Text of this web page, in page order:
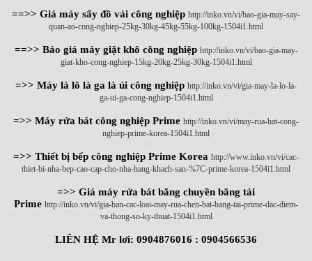
==>> Giá máy sấy đồ vải công nghiệp http://inko.vn/vi/bao-gia-may-say-
quan-ao-cong-nghiep-25kg-30kg-45kg-55kg-100kg-1504i1.html
==>> Báo giá máy giặt khô công nghiệp http://inko.vn/vi/bao-gia-may-
giat-kho-cong-nghiep-15kg-20kg-25kg-30kg-1504i1.html
=>> Máy là lô là ga là ủi công nghiệp http://inko.vn/vi/gia-may-la-lo-la-
ga-ui-ga-cong-nghiep-1504i1.html
=>> Máy rửa bát công nghiệp Prime http://inko.vn/vi/may-rua-bat-cong-
nghiep-prime-korea-1504i1.html
=>> Thiết bị bếp công nghiệp Prime Korea http://www.inko.vn/vi/cac-
thiet-bi-nha-bep-cao-cap-cho-nha-hang-khach-san-%7C-prime-korea-1504i1.html
=>> Giá máy rửa bát băng chuyền băng tải
Prime http://inko.vn/vi/gia-ban-cac-loai-may-rua-chen-bat-bang-tai-prime-dac-diem-
va-thong-so-ky-thuat-1504i1.html
LIÊN HỆ Mr lơi: 0904876016 : 0904566536